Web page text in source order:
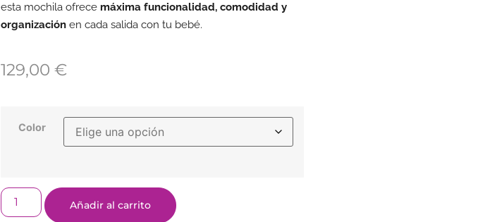
esta mochila ofrece máxima funcionalidad, comodidad y
organización en cada salida con tu bebé.
129,00 €
Color
Añadir al carrito